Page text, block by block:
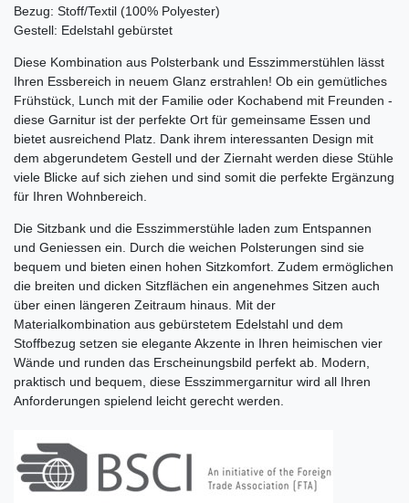
Bezug: Stoff/Textil (100% Polyester)
Gestell: Edelstahl gebürstet
Diese Kombination aus Polsterbank und Esszimmerstühlen lässt
Ihren Essbereich in neuem Glanz erstrahlen! Ob ein gemütliches
Frühstück, Lunch mit der Familie oder Kochabend mit Freunden -
diese Garnitur ist der perfekte Ort für gemeinsame Essen und
bietet ausreichend Platz. Dank ihrem interessanten Design mit
dem abgerundetem Gestell und der Ziernaht werden diese Stühle
viele Blicke auf sich ziehen und sind somit die perfekte Ergänzung
für Ihren Wohnbereich.
Die Sitzbank und die Esszimmerstühle laden zum Entspannen
und Geniessen ein. Durch die weichen Polsterungen sind sie
bequem und bieten einen hohen Sitzkomfort. Zudem ermöglichen
die breiten und dicken Sitzflächen ein angenehmes Sitzen auch
über einen längeren Zeitraum hinaus. Mit der
Materialkombination aus gebürstetem Edelstahl und dem
Stoffbezug setzen sie elegante Akzente in Ihren heimischen vier
Wände und runden das Erscheinungsbild perfekt ab. Modern,
praktisch und bequem, diese Esszimmergarnitur wird all Ihren
Anforderungen spielend leicht gerecht werden.